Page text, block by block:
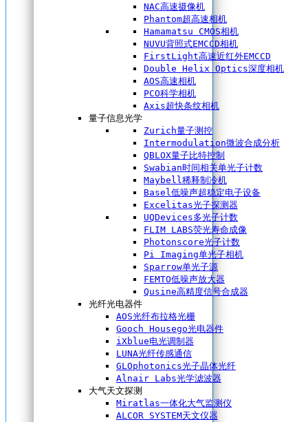
NAC高速摄像机
Phantom超高速相机
Hamamatsu CMOS相机
NUVU背照式EMCCD相机
FirstLight高速近红外EMCCD
Double Helix Optics深度相机
AOS高速相机
PCO科学相机
Axis超快条纹相机
量子信息光学
Zurich量子测控
Intermodulation微波合成分析
QBLOX量子比特控制
Swabian时间相关单光子计数
Maybell稀释制冷机
Basel低噪声超稳定电子设备
Excelitas光子探测器
UQDevices多光子计数
FLIM LABS荧光寿命成像
Photonscore光子计数
Pi Imaging单光子相机
Sparrow单光子源
FEMTO低噪声放大器
Qusine高精度信号合成器
光纤光电器件
AOS光纤布拉格光栅
Gooch Housego光电器件
iXblue电光调制器
LUNA光纤传感通信
GLOphotonics光子晶体光纤
Alnair Labs光学滤波器
大气天文探测
Miratlas一体化大气监测仪
ALCOR SYSTEM天文仪器